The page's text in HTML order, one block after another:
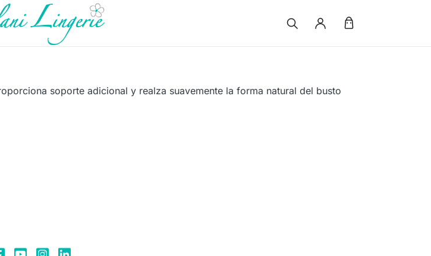
soporte adicional y realza suavemente la forma natural del busto